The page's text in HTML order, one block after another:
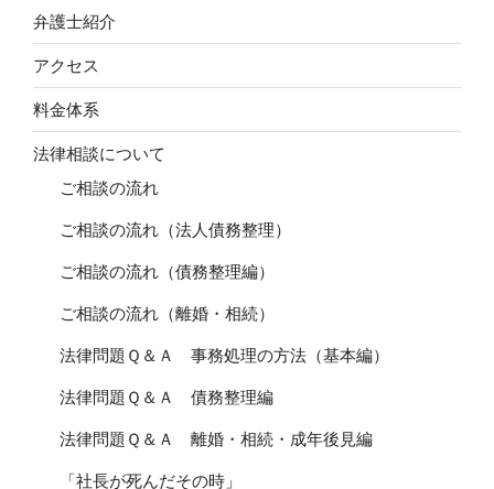
弁護士紹介
アクセス
料金体系
法律相談について
ご相談の流れ
ご相談の流れ（法人債務整理）
ご相談の流れ（債務整理編）
ご相談の流れ（離婚・相続）
法律問題Ｑ＆Ａ 事務処理の方法（基本編）
法律問題Ｑ＆Ａ 債務整理編
法律問題Ｑ＆Ａ 離婚・相続・成年後見編
「社長が死んだその時」